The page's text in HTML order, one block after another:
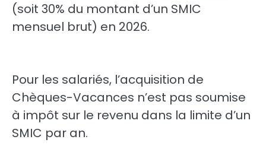
(soit 30% du montant d’un SMIC
mensuel brut) en 2026.
Pour les salariés, l’acquisition de
Chèques-Vacances n’est pas soumise
à impôt sur le revenu dans la limite d’un
SMIC par an.